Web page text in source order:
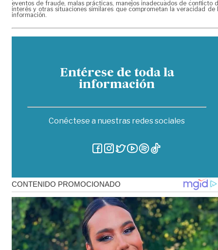
eventos de fraude, malas prácticas, manejos inadecuados de conflicto
interés y otras situaciones similares que comprometan la veracidad de
información.
Entérese de toda la
información
Conéctese a nuestras redes sociales